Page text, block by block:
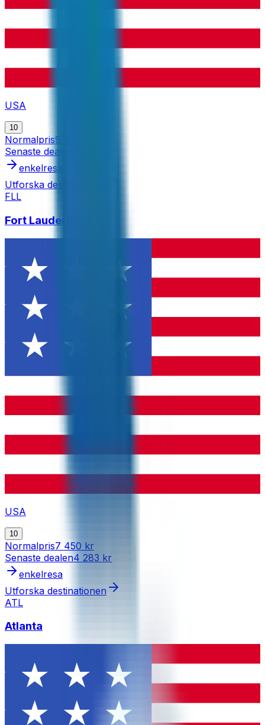
USA
10
Normalpris9 000 kr
Senaste dealen
enkelresa
Utforska destinationen
FLL
Fort Lauderdale
USA
10
Normalpris7 450 kr
Senaste dealen4 283 kr
enkelresa
Utforska destinationen
ATL
Atlanta